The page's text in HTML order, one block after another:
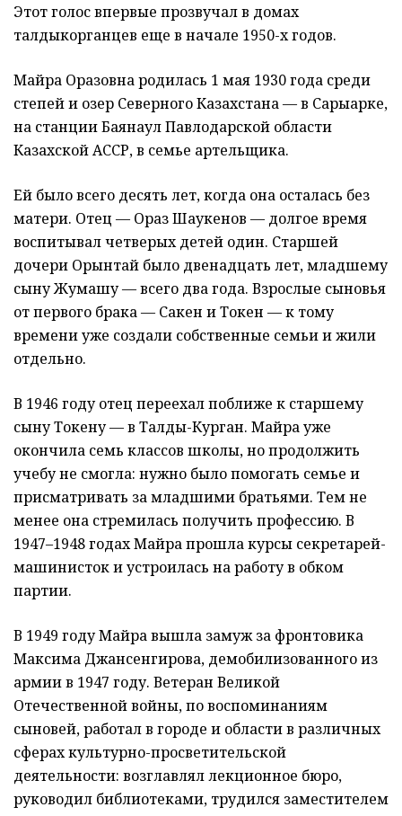
Этот голос впервые прозвучал в домах
талдыкорганцев еще в начале 1950-х годов.
Майра Оразовна родилась 1 мая 1930 года среди
степей и озер Северного Казахстана — в Сарыарке,
на станции Баянаул Павлодарской области
Казахской АССР, в семье артельщика.
Ей было всего десять лет, когда она осталась без
матери. Отец — Ораз Шаукенов — долгое время
воспитывал четверых детей один. Старшей
дочери Орынтай было двенадцать лет, младшему
сыну Жумашу — всего два года. Взрослые сыновья
от первого брака — Сакен и Токен — к тому
времени уже создали собственные семьи и жили
отдельно.
В 1946 году отец переехал поближе к старшему
сыну Токену — в Талды-Курган. Майра уже
окончила семь классов школы, но продолжить
учебу не смогла: нужно было помогать семье и
присматривать за младшими братьями. Тем не
менее она стремилась получить профессию. В
1947–1948 годах Майра прошла курсы секретарей-
машинисток и устроилась на работу в обком
партии.
В 1949 году Майра вышла замуж за фронтовика
Максима Джансенгирова, демобилизованного из
армии в 1947 году. Ветеран Великой
Отечественной войны, по воспоминаниям
сыновей, работал в городе и области в различных
сферах культурно-просветительской
деятельности: возглавлял лекционное бюро,
руководил библиотеками, трудился заместителем